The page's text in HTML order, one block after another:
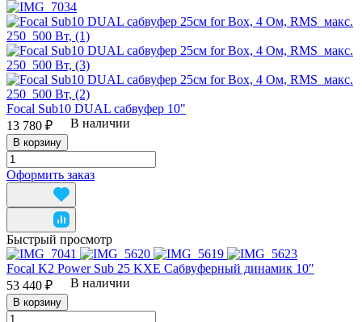
Focal Sub10 DUAL сабвуфер 10"
13 780 ₽
В наличии
В корзину
Оформить заказ
Быстрый просмотр
Focal K2 Power Sub 25 KXE Сабвуферный динамик 10″
53 440 ₽
В наличии
В корзину